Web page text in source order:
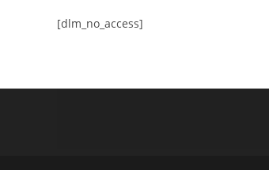
[dlm_no_access]